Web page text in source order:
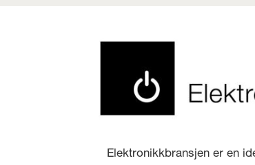
Elektronikkbransjen er en